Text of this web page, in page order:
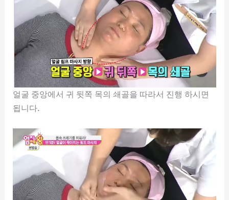
얼굴 중앙에서 귀 뒷쪽 목의 쇄골을 따라서 진행 하시면
됩니다.